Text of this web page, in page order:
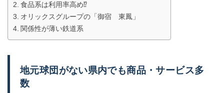
食品系は利用率高め⁉️
オリックスグループの「御宿 東鳳」
関係性が薄い鉄道系
地元球団がない県内でも商品・サービス多
数